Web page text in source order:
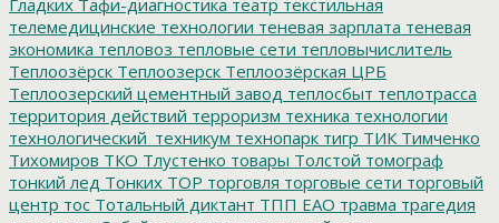
телемедицинские технологии теневая зарплата теневая
экономика тепловоз тепловые сети тепловычислитель
Теплоозёрск Теплоозерск Теплоозёрская ЦРБ
Теплоозерский цементный завод теплосбыт теплотрасса
территория действий терроризм техника технологии
технологический_техникум технопарк тигр ТИК Тимченко
Тихомиров ТКО Тлустенко товары Толстой томограф
тонкий лед Тонких ТОР торговля торговые сети торговый
центр тос Тотальный диктант ТПП ЕАО травма трагедия